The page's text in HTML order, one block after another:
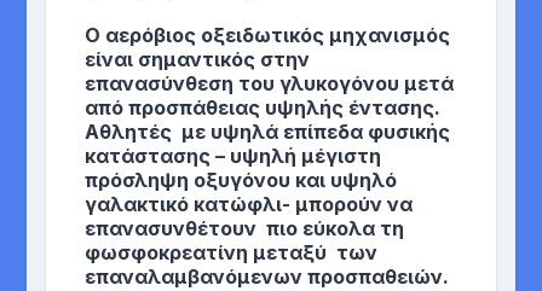
Ο αερόβιος οξειδωτικός μηχανισμός
είναι σημαντικός στην
επανασύνθεση του γλυκογόνου μετά
από προσπάθειας υψηλής έντασης.
Αθλητές με υψηλά επίπεδα φυσικής
κατάστασης – υψηλή μέγιστη
πρόσληψη οξυγόνου και υψηλό
γαλακτικό κατώφλι- μπορούν να
επανασυνθέτουν πιο εύκολα τη
φωσφοκρεατίνη μεταξύ των
επαναλαμβανόμενων προσπαθειών.